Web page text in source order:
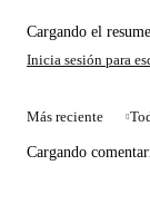
Cargando el
Más reciente
Cargando